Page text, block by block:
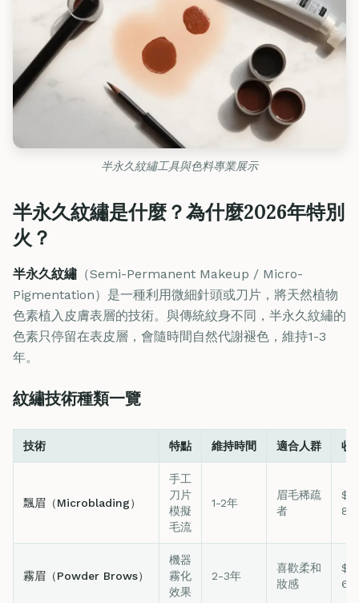
半永久紋繡工具與色料專業展示
半永久紋繡是什麼？為什麼2026年特別
火？
半永久紋繡 （Semi-Permanent Makeup / Micro-
Pigmentation）是一種利用微細針頭或刀片，將天然植物
色素植入皮膚表層的技術。與傳統紋身不同，半永久紋繡的
色素只停留在表皮層，會隨時間自然代謝褪色，維持1-3
年。
紋繡技術種類一覽
技術 特點 維持時間 適合人群 收
飄眉（Microblading）
手工
刀片
模擬
毛流
1-2年
眉毛稀疏
者
霧眉（Powder Brows）
機器
霧化
效果
2-3年
喜歡柔和
妝感